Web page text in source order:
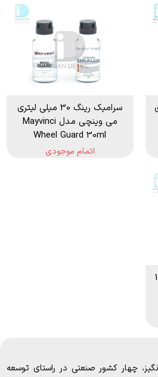
سرامیک رینگ 30 میلی لیتری
می وینچی مدل Mayvinci
Wheel Guard 30ml
اتمام موجودی
100
چهار کشور صنعتی در راستای توسعه